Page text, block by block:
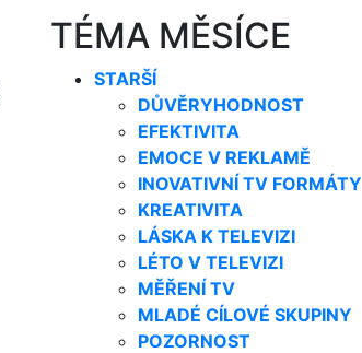
TÉMA MĚSÍCE
STARŠÍ
DŮVĚRYHODNOST
EFEKTIVITA
EMOCE V REKLAMĚ
INOVATIVNÍ TV FORMÁTY
KREATIVITA
LÁSKA K TELEVIZI
LÉTO V TELEVIZI
MĚŘENÍ TV
MLADÉ CÍLOVÉ SKUPINY
POZORNOST